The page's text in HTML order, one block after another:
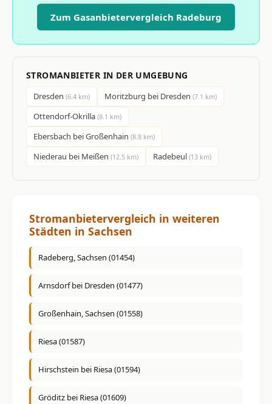
Zum Gasanbietervergleich Radeburg
STROMANBIETER IN DER UMGEBUNG
Dresden (6.4 km) Moritzburg bei Dresden (7.1 km)
Ottendorf-Okrilla (8.1 km)
Ebersbach bei Großenhain (8.8 km)
Niederau bei Meißen (12.5 km) Radebeul (13 km)
Stromanbietervergleich in weiteren
Städten in Sachsen
Radeberg, Sachsen (01454)
Arnsdorf bei Dresden (01477)
Großenhain, Sachsen (01558)
Riesa (01587)
Hirschstein bei Riesa (01594)
Gröditz bei Riesa (01609)